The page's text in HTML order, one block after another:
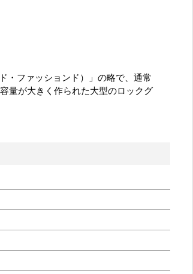
・ファッションド）」の略で、通常
量が大きく作られた大型のロックグ